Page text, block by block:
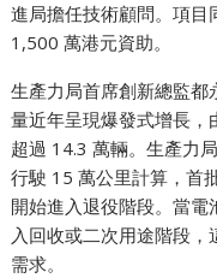
進局擔任技術顧問。項
1,500 萬港元資助。
生產力局首席創新總監
量近年呈現爆發式增長
超過 14.3 萬輛。生產力
行駛 15 萬公里計算，首
開始進入退役階段。當
入回收或二次用途階段
需求。